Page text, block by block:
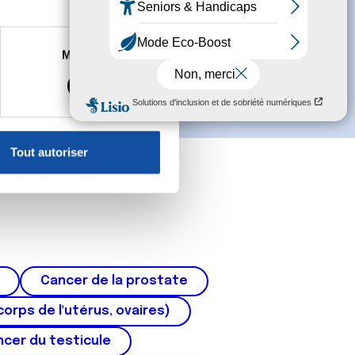
à plusieurs mètres près
reportez-vous à lasection «
sur les cookies.
informations que
Marketing
Tout autoriser
Cancer de la prostate
de l'utérus, ovaires)
du testicule